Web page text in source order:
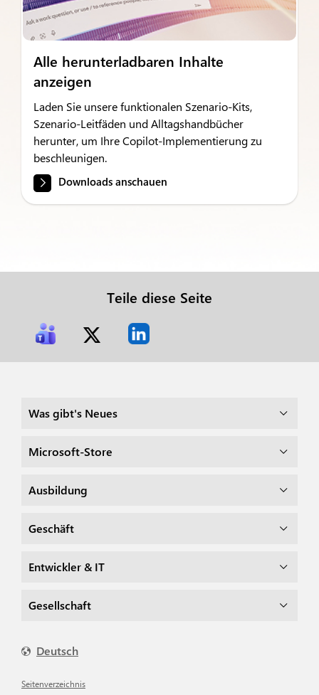
Alle herunterladbaren Inhalte
anzeigen
Laden Sie unsere funktionalen Szenario-Kits,
Szenario-Leitfäden und Alltagshandbücher
herunter, um Ihre Copilot-Implementierung zu
beschleunigen.
Downloads anschauen
Teile diese Seite
Was gibt's Neues
Microsoft-Store
Ausbildung
Geschäft
Entwickler & IT
Gesellschaft
Deutsch
Seitenverzeichnis